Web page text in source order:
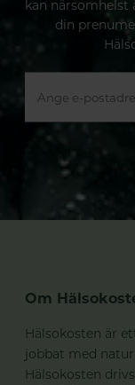
kan
din
Om
Hälsokosten är
jobbat med
Hälsokosten